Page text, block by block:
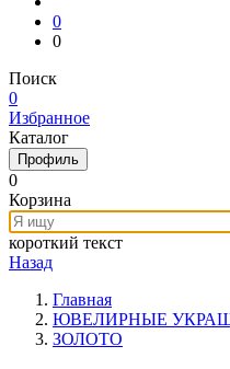
0
0
Поиск
0
Избранное
Каталог
Профиль
0
Корзина
короткий текст
Назад
Главная
ЮВЕЛИРНЫЕ
ЗОЛОТО